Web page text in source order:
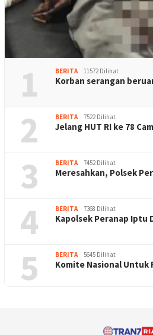
1 BERITA 11572 Dilihat
Korban serangan
2 BERITA 7522 Dilihat
Jelang HUT RI ke 78
3 BERITA 7452 Dilihat
Meresahkan, Polsek
4 BERITA 7368 Dilihat
Kapolsek Peranap Iptu
5 BERITA 5645 Dilihat
Komite Nasional